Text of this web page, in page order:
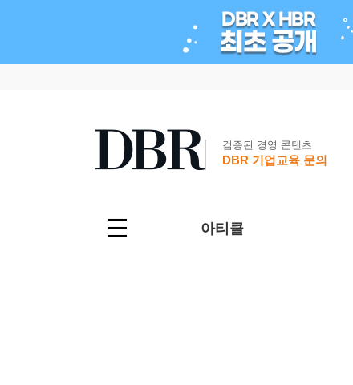
검증된 경영 콘텐츠
DBR 기업교육 문의
아티클